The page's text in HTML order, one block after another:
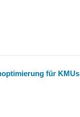
für KMUs